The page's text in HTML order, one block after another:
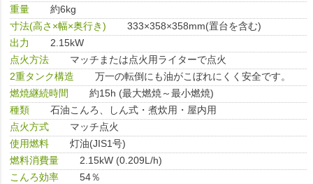
重量
約6kg
寸法(高さ×幅×奥行き)
333×358×358mm(置台を含む)
出力
2.15kW
点火方法
マッチまたは点火用ライターで点火
2重タンク構造
万一の転倒にも油がこぼれにくく安全です。
燃焼継続時間
約15h (最大燃焼～最小燃焼)
種類
石油こんろ、しん式・煮炊用・屋内用
点火方式
マッチ点火
使用燃料
灯油(JIS1号)
燃料消費量
2.15kW (0.209L/h)
こんろ効率
54％